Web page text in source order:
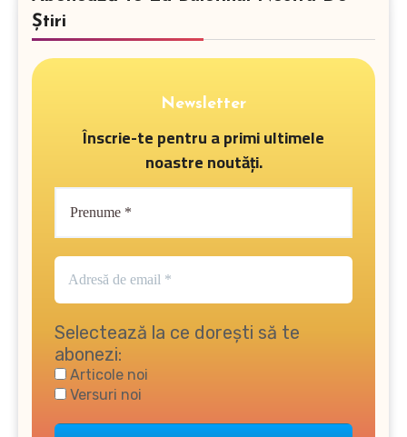
Știri
Newsletter
Înscrie-te pentru a primi ultimele
noastre noutăți.
Selectează la ce dorești să te
abonezi:
Articole noi
Versuri noi